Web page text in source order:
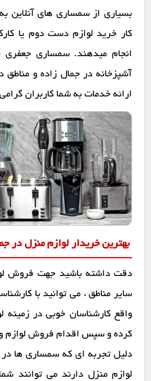
بسیاری از سمساری های آنلاین
کار خرید لوازم دست دوم یا
انجام میدهند. سمساری جعفری
آشپزخانه در جمال زاده و مناطق
ارائه خدمات به شما کاربران
بهترین خریدار لوازم منزل در
دقت داشته باشید جهت فروش
سایر مناطق ، می توانید با
واقع کارشناسان خوبی در
کرده و سپس اقدام فروش لوازم و
دلیل تجربه ای که سمساری ها
لوازم منزل دارند می توانند